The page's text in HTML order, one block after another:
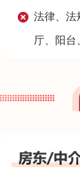
法律、法
厅、阳台